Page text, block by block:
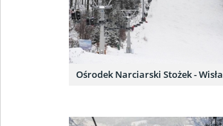
Ośrodek Narciarski Stożek - Wisła